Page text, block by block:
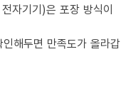
자기기)은 포장 방식이
해두면 만족도가 올라갑